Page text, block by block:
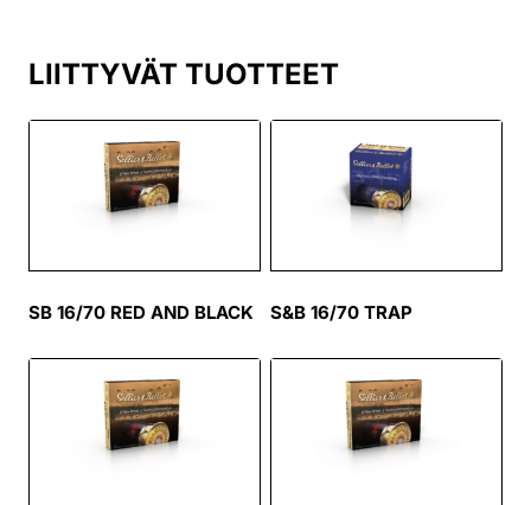
LIITTYVÄT TUOTTEET
SB 16/70 RED AND BLACK S&B 16/70 TRAP